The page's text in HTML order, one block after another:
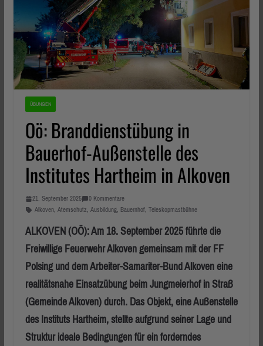
ÜBUNGEN
Oö: Branddienstübung in
Bauerhof-Außenstelle des
Institutes Hartheim in Alkoven
21. September 2025
0 Kommentare
Alkoven, Atemschutz, Ausbildung, Bauernhof, Teleskopmastbühne
ALKOVEN (OÖ): Am 18. September 2025 führte die
Freiwillige Feuerwehr Alkoven gemeinsam mit der FF
Polsing und dem Arbeiter-Samariter-Bund Alkoven eine
realitätsnahe Einsatzübung beim Jungmeierhof in Straß
(Gemeinde Alkoven) durch. Das Objekt, eine Außenstelle
des Instituts Hartheim, stellte aufgrund seiner Lage und
Struktur ideale Bedingungen für ein forderndes